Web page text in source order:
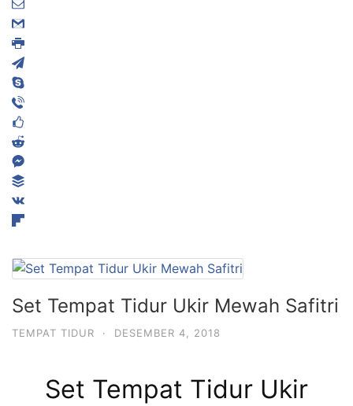
Set Tempat Tidur Ukir Mewah Safitri
TEMPAT TIDUR · DESEMBER 4, 2018
Set Tempat Tidur Ukir